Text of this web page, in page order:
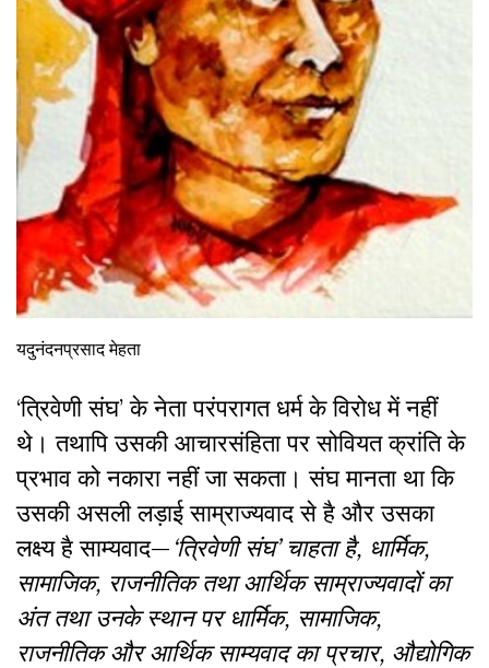
यदुनंदनप्रसाद मेहता
‘त्रिवेणी संघ’ के नेता परंपरागत धर्म के विरोध में नहीं
थे। तथापि उसकी आचारसंहिता पर सोवियत क्रांति के
प्रभाव को नकारा नहीं जा सकता। संघ मानता था कि
उसकी असली लड़ाई साम्राज्यवाद से है और उसका
लक्ष्य है साम्यवाद— ‘त्रिवेणी संघ’ चाहता है, धार्मिक,
सामाजिक, राजनीतिक तथा आर्थिक साम्राज्यवादों का
अंत तथा उनके स्थान पर धार्मिक, सामाजिक,
राजनीतिक और आर्थिक साम्यवाद का प्रचार, औद्योगिक